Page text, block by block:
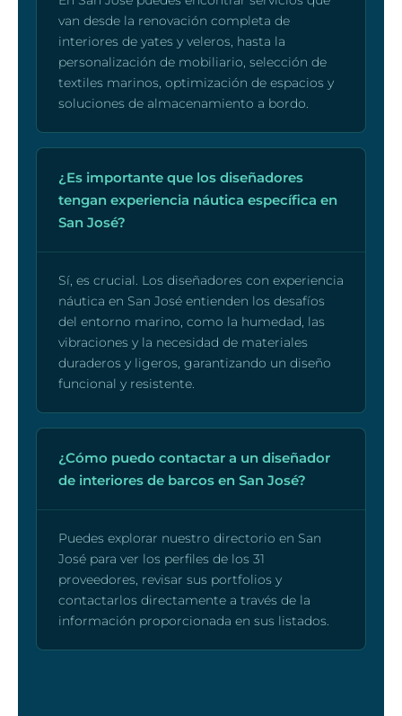
van desde la renovación completa de
interiores de yates y veleros, hasta la
personalización de mobiliario, selección de
textiles marinos, optimización de espacios y
soluciones de almacenamiento a bordo.
¿Es importante que los diseñadores
tengan experiencia náutica específica en
San José?
Sí, es crucial. Los diseñadores con experiencia
náutica en San José entienden los desafíos
del entorno marino, como la humedad, las
vibraciones y la necesidad de materiales
duraderos y ligeros, garantizando un diseño
funcional y resistente.
¿Cómo puedo contactar a un diseñador
de interiores de barcos en San José?
Puedes explorar nuestro directorio en San
José para ver los perfiles de los 31
proveedores, revisar sus portfolios y
contactarlos directamente a través de la
información proporcionada en sus listados.